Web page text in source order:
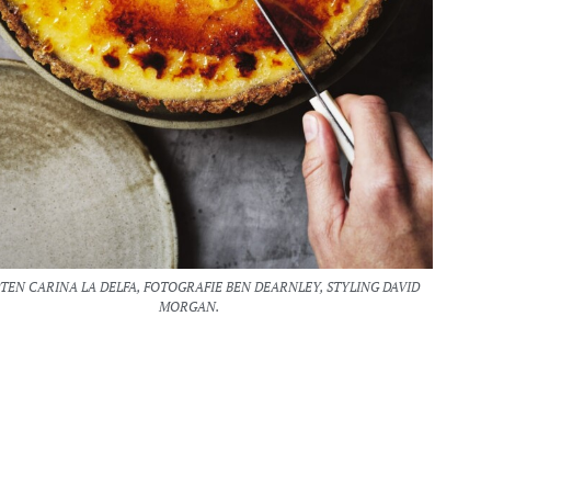
CARINA LA DELFA, FOTOGRAFIE BEN DEARNLEY, STYLING DAVID
MORGAN.